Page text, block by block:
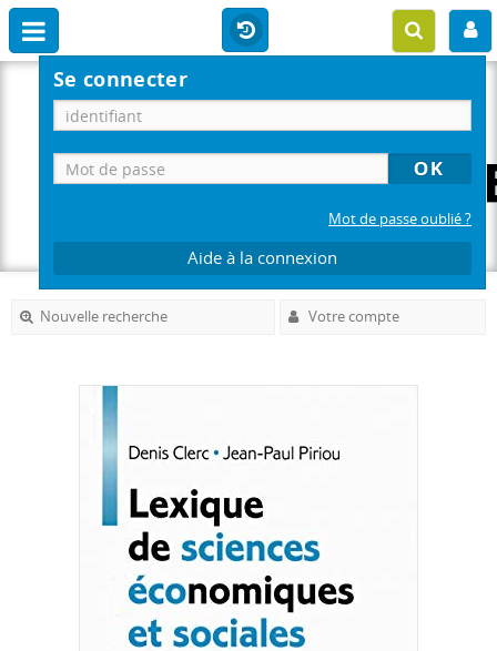
Se connecter
Mot de passe oublié ?
Aide à la connexion
Nouvelle recherche Votre compte